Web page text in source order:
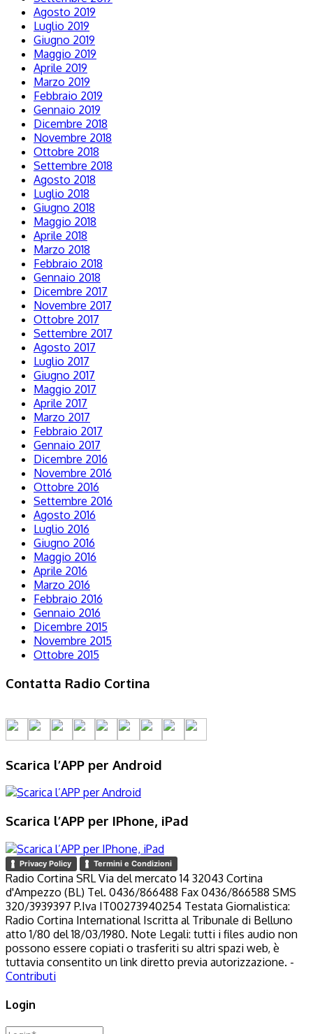
Agosto 2019
Luglio 2019
Giugno 2019
Maggio 2019
Aprile 2019
Marzo 2019
Febbraio 2019
Gennaio 2019
Dicembre 2018
Novembre 2018
Ottobre 2018
Settembre 2018
Agosto 2018
Luglio 2018
Giugno 2018
Maggio 2018
Aprile 2018
Marzo 2018
Febbraio 2018
Gennaio 2018
Dicembre 2017
Novembre 2017
Ottobre 2017
Settembre 2017
Agosto 2017
Luglio 2017
Giugno 2017
Maggio 2017
Aprile 2017
Marzo 2017
Febbraio 2017
Gennaio 2017
Dicembre 2016
Novembre 2016
Ottobre 2016
Settembre 2016
Agosto 2016
Luglio 2016
Giugno 2016
Maggio 2016
Aprile 2016
Marzo 2016
Febbraio 2016
Gennaio 2016
Dicembre 2015
Novembre 2015
Ottobre 2015
Contatta Radio Cortina
Scarica l’APP per Android
Scarica l’APP per IPhone, iPad
Privacy Policy Termini e Condizioni
Radio Cortina SRL Via del mercato 14 32043 Cortina
d'Ampezzo (BL) Tel. 0436/866488 Fax 0436/866588 SMS
320/3939397 P.Iva IT00273940254 Testata Giornalistica:
Radio Cortina International Iscritta al Tribunale di Belluno
atto 1/80 del 18/03/1980. Note Legali: tutti i files audio non
possono essere copiati o trasferiti su altri spazi web, è
tuttavia consentito un link diretto previa autorizzazione. -
Contributi
Login